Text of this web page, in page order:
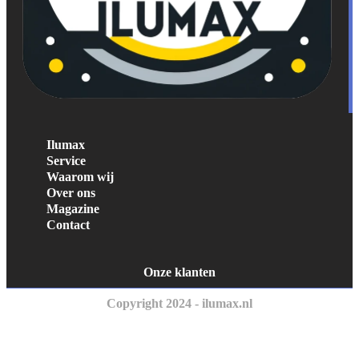
Ilumax
Service
Waarom wij
Over ons
Magazine
Contact
Onze klanten
Copyright 2024 - ilumax.nl